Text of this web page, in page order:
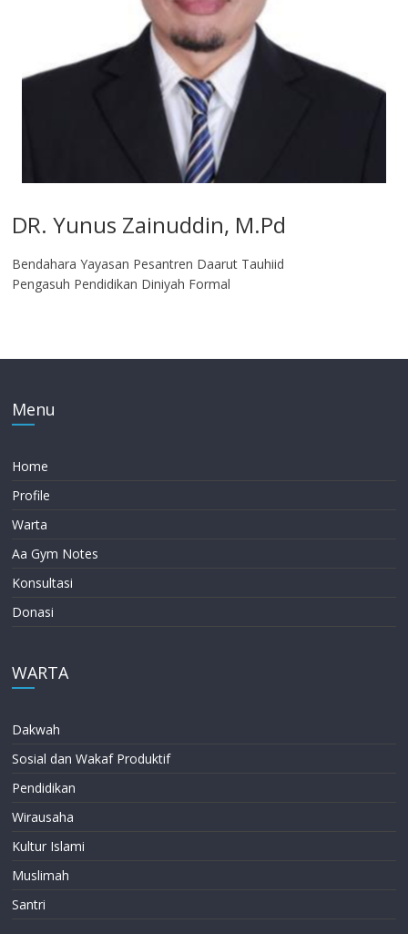
DR. Yunus Zainuddin, M.Pd
Bendahara Yayasan Pesantren Daarut Tauhiid
Pengasuh Pendidikan Diniyah Formal
Menu
Home
Profile
Warta
Aa Gym Notes
Konsultasi
Donasi
WARTA
Dakwah
Sosial dan Wakaf Produktif
Pendidikan
Wirausaha
Kultur Islami
Muslimah
Santri